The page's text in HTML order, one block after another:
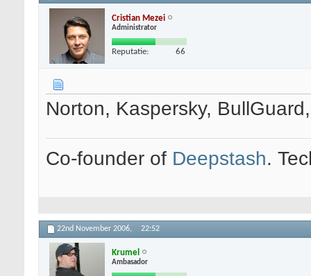
Cristian Mezei
Administrator
Reputatie: 66
Norton, Kaspersky,
Co-founder of Deepstash.
22nd November 2006, 22:52
Krumel
Ambasador